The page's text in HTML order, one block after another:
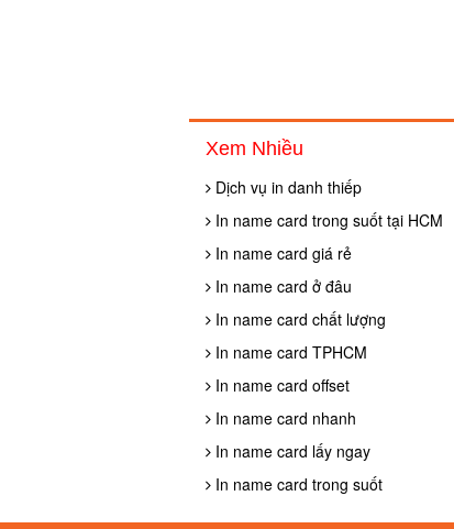
Xem Nhiều
Dịch vụ in danh thiếp
In name card trong suốt tại HCM
In name card giá rẻ
In name card ở đâu
In name card chất lượng
In name card TPHCM
In name card offset
In name card nhanh
In name card lấy ngay
In name card trong suốt